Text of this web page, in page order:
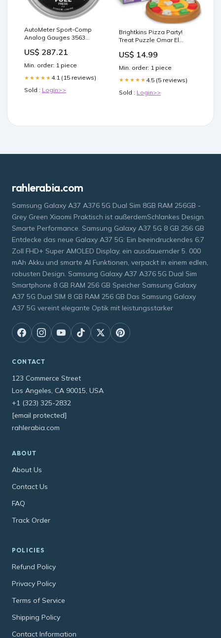
AutoMeter Sport-Comp
Analog Gauges 3563
Braces
US$ 287.21
Min. order: 1 piece
★★★★★ 4.1 (15 reviews)
Sold : Login>>
Brightkins Pizza Party!
Treat Puzzle Omar El
US$ 14.99
Min. order: 1 piece
★★★★★ 4.5 (5 reviews)
Sold : Login>>
rahlerabia.com
Samsung Galaxy A37 A376 5G Dual Sim 8GB RAM 256GB -
Grey Green Xiaomi Praktisch ist außerdemSchlankes Design.
Smarte Performance. Samsung Galaxy A37 5G 8 GB 256 GB
Entdecke das neue Galaxy A37 5G: Ein beeindruckendes 6,7
Zoll FHD+ Super AMOLED Display, ein ausdauernder 5. 000
mAh Akku und smarte AI Funktionen, verpackt in einem edlen,
robusten Design. Samsung Galaxy A37 A376 5G Dual Sim
Smartphone 8 GB RAM 256 GB Speicher Samsung Galaxy
A37 5G Dual SIM 8 GB RAM 256 GB Das Samsung Galaxy
A37 5G vereint elegante Optik mit leistungsstarker
CONTACT
123 Commerce Street
Los Angeles, CA 90015, USA
+1 (323) 325-2832
[email protected]
rahlerabia.com
ABOUT
About Us
Contact Us
FAQ
Track Order
POLICIES
Refund Policy
Privacy Policy
Terms of Service
Shipping Policy
Contact Information